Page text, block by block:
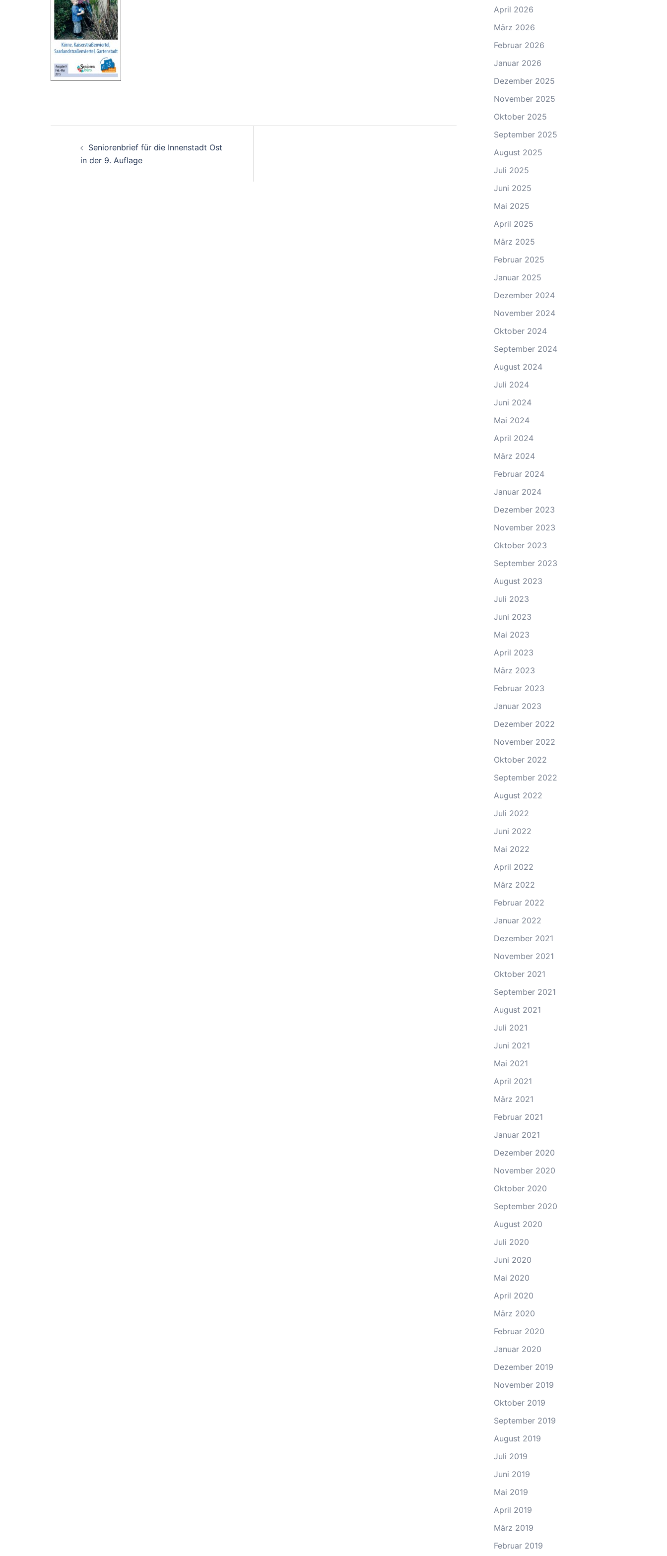
Beitrags-
Navigation
Seniorenbrief für die Innenstadt Ost
in der 9. Auflage
April 2026
März 2026
Februar 2026
Januar 2026
Dezember 2025
November 2025
Oktober 2025
September 2025
August 2025
Juli 2025
Juni 2025
Mai 2025
April 2025
März 2025
Februar 2025
Januar 2025
Dezember 2024
November 2024
Oktober 2024
September 2024
August 2024
Juli 2024
Juni 2024
Mai 2024
April 2024
März 2024
Februar 2024
Januar 2024
Dezember 2023
November 2023
Oktober 2023
September 2023
August 2023
Juli 2023
Juni 2023
Mai 2023
April 2023
März 2023
Februar 2023
Januar 2023
Dezember 2022
November 2022
Oktober 2022
September 2022
August 2022
Juli 2022
Juni 2022
Mai 2022
April 2022
März 2022
Februar 2022
Januar 2022
Dezember 2021
November 2021
Oktober 2021
September 2021
August 2021
Juli 2021
Juni 2021
Mai 2021
April 2021
März 2021
Februar 2021
Januar 2021
Dezember 2020
November 2020
Oktober 2020
September 2020
August 2020
Juli 2020
Juni 2020
Mai 2020
April 2020
März 2020
Februar 2020
Januar 2020
Dezember 2019
November 2019
Oktober 2019
September 2019
August 2019
Juli 2019
Juni 2019
Mai 2019
April 2019
März 2019
Februar 2019